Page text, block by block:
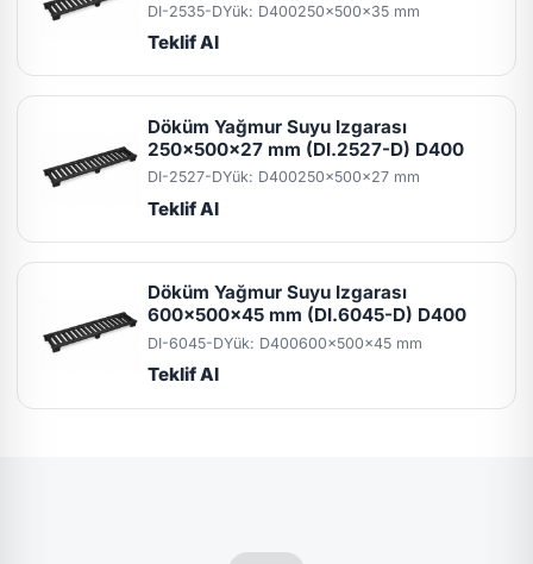
DI-2535-DYük: D400250x500x35 mm
Teklif Al
Döküm Yağmur Suyu Izgarası
250x500x27 mm (DI.2527-D) D400
DI-2527-DYük: D400250x500x27 mm
Teklif Al
Döküm Yağmur Suyu Izgarası
600x500x45 mm (DI.6045-D) D400
DI-6045-DYük: D400600x500x45 mm
Teklif Al